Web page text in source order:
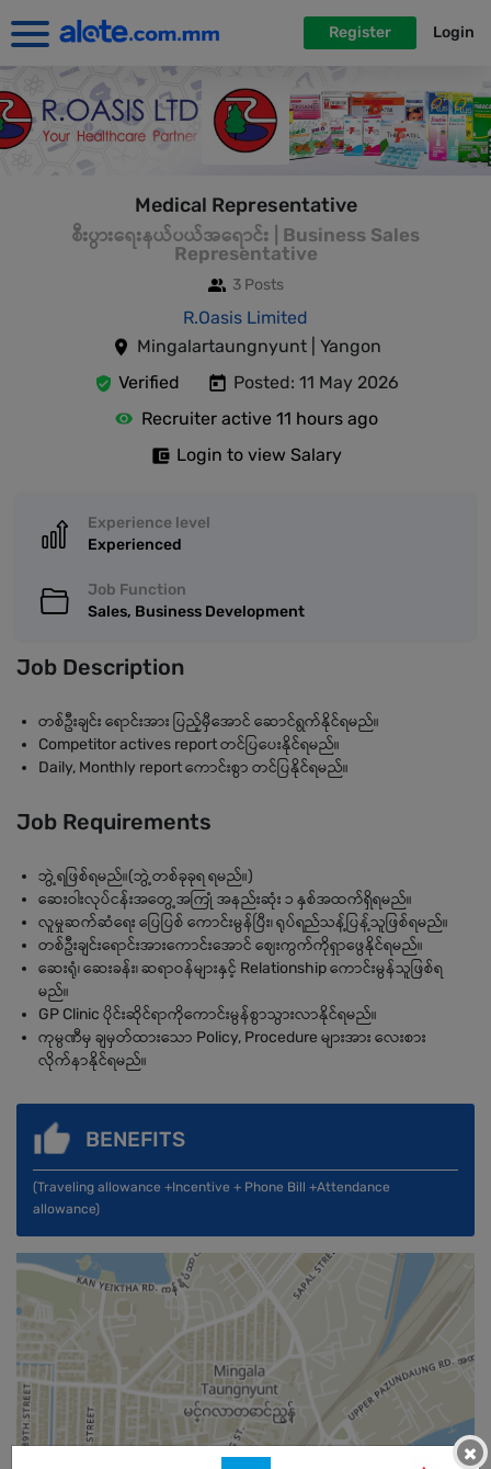
Register Login
Medical Representative
စီးပွားရေးနယ်ပယ်အရောင်း | Business Sales
Representative
3 Posts
R.Oasis Limited
Mingalartaungnyunt | Yangon
Verified
Posted: 11 May 2026
Recruiter active 11 hours ago
Login to view Salary
Experience level
Experienced
Job Function
Sales, Business Development
Job Description
တစ်ဦးချင်း ရောင်းအား ပြည့်မှီအောင် ဆောင်ရွက်နိုင်ရမည်။
Competitor actives report တင်ပြပေးနိုင်ရမည်။
Daily, Monthly report ကောင်းစွာ တင်ပြနိုင်ရမည်။
Job Requirements
ဘွဲ့ရဖြစ်ရမည်။(ဘွဲ့တစ်ခုခုရ ရမည်။)
ဆေးဝါးလုပ်ငန်းအတွေ့အကြုံ အနည်းဆုံး ၁ နှစ်အထက်ရှိရမည်။
လူမှုဆက်ဆံရေး ပြေပြစ် ကောင်းမွန်ပြီး၊ ရုပ်ရည်သန့်ပြန့်သူဖြစ်ရမည်။
တစ်ဦးချင်းရောင်းအားကောင်းအောင် ဈေးကွက်ကိုရှာဖွေနိုင်ရမည်။
ဆေးရုံ၊ ဆေးခန်း၊ ဆရာဝန်များနှင့် Relationship ကောင်းမွန်သူဖြစ်ရ
မည်။
GP Clinic ပိုင်းဆိုင်ရာကိုကောင်းမွန်စွာသွားလာနိုင်ရမည်။
ကုမ္ပဏီမှ ချမှတ်ထားသော Policy, Procedure များအား လေးစား
လိုက်နာနိုင်ရမည်။
BENEFITS
(Traveling allowance +Incentive + Phone Bill +Attendance
allowance)
×